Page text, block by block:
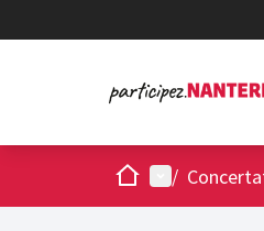
AccueilMenu
/